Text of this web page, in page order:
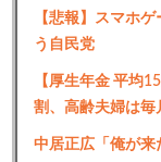
【悲報】スマホ
う自民党
【厚生年金 平均
割、高齢夫婦は毎
中居正広「俺が来